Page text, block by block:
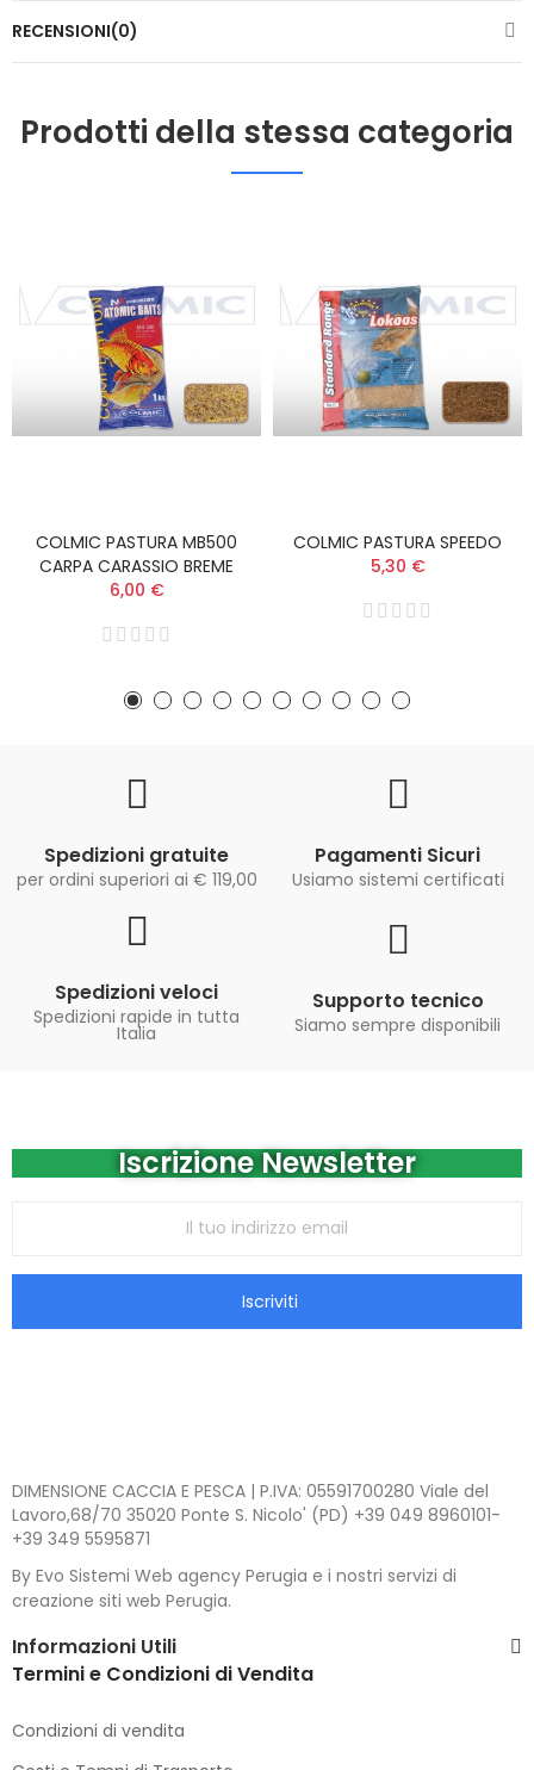
RECENSIONI(0)
Prodotti della stessa categoria
COLMIC PASTURA MB500
CARPA CARASSIO BREME
6,00 €
COLMIC PASTURA SPEEDO
5,30 €
Spedizioni gratuite
per ordini superiori ai € 119,00
Pagamenti Sicuri
Usiamo sistemi certificati
Spedizioni veloci
Spedizioni rapide in tutta
Italia
Supporto tecnico
Siamo sempre disponibili
Iscrizione Newsletter
Iscriviti
DIMENSIONE CACCIA E PESCA | P.IVA: 05591700280 Viale del
Lavoro,68/70 35020 Ponte S. Nicolo' (PD) +39 049 8960101-
+39 349 5595871
By Evo Sistemi Web agency Perugia e i nostri servizi di
creazione siti web Perugia.
Informazioni Utili
Termini e Condizioni di Vendita
Condizioni di vendita